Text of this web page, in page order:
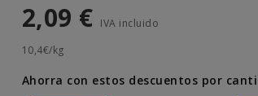
2,09 € IVA incluido
10,4€/kg
Ahorra con estos descuentos por